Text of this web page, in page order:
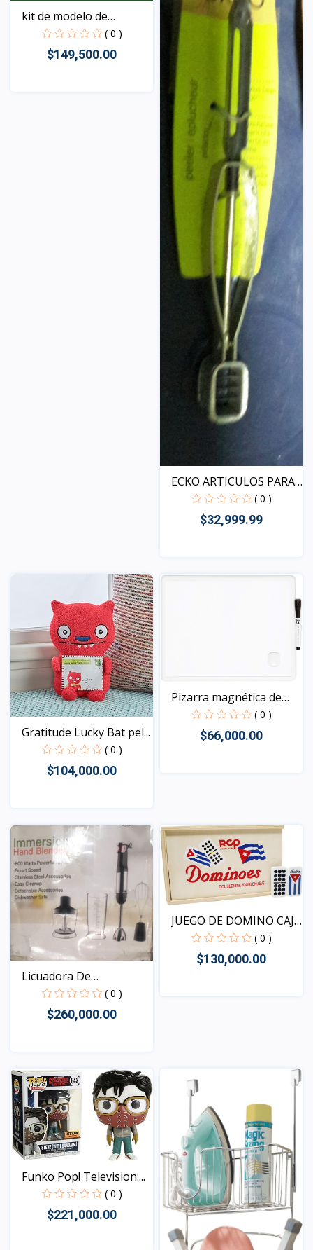
kit de modelo de
submar...
( 0 )
$149,500.00
ECKO ARTICULOS PARA
( 0 )
$32,999.99
Vista
Gratitude Lucky Bat pel...
( 0 )
$104,000.00
Vista
Pizarra magnética de
( 0 )
$66,000.00
Licuadora De
Inmersión...
( 0 )
$260,000.00
Vista
JUEGO DE DOMINO CAJA
DE...
( 0 )
$130,000.00
Funko Pop! Television:...
( 0 )
$221,000.00